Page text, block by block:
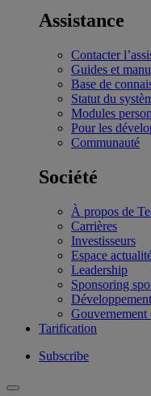
Assistance
Contacter
Guides et
Base de
Statut du
Modules
Pour les
Communauté
Société
À propos de
Carrières
Investisseurs
Espace
Leadership
Sponsoring
Gouvernement
Tarification
Subscribe